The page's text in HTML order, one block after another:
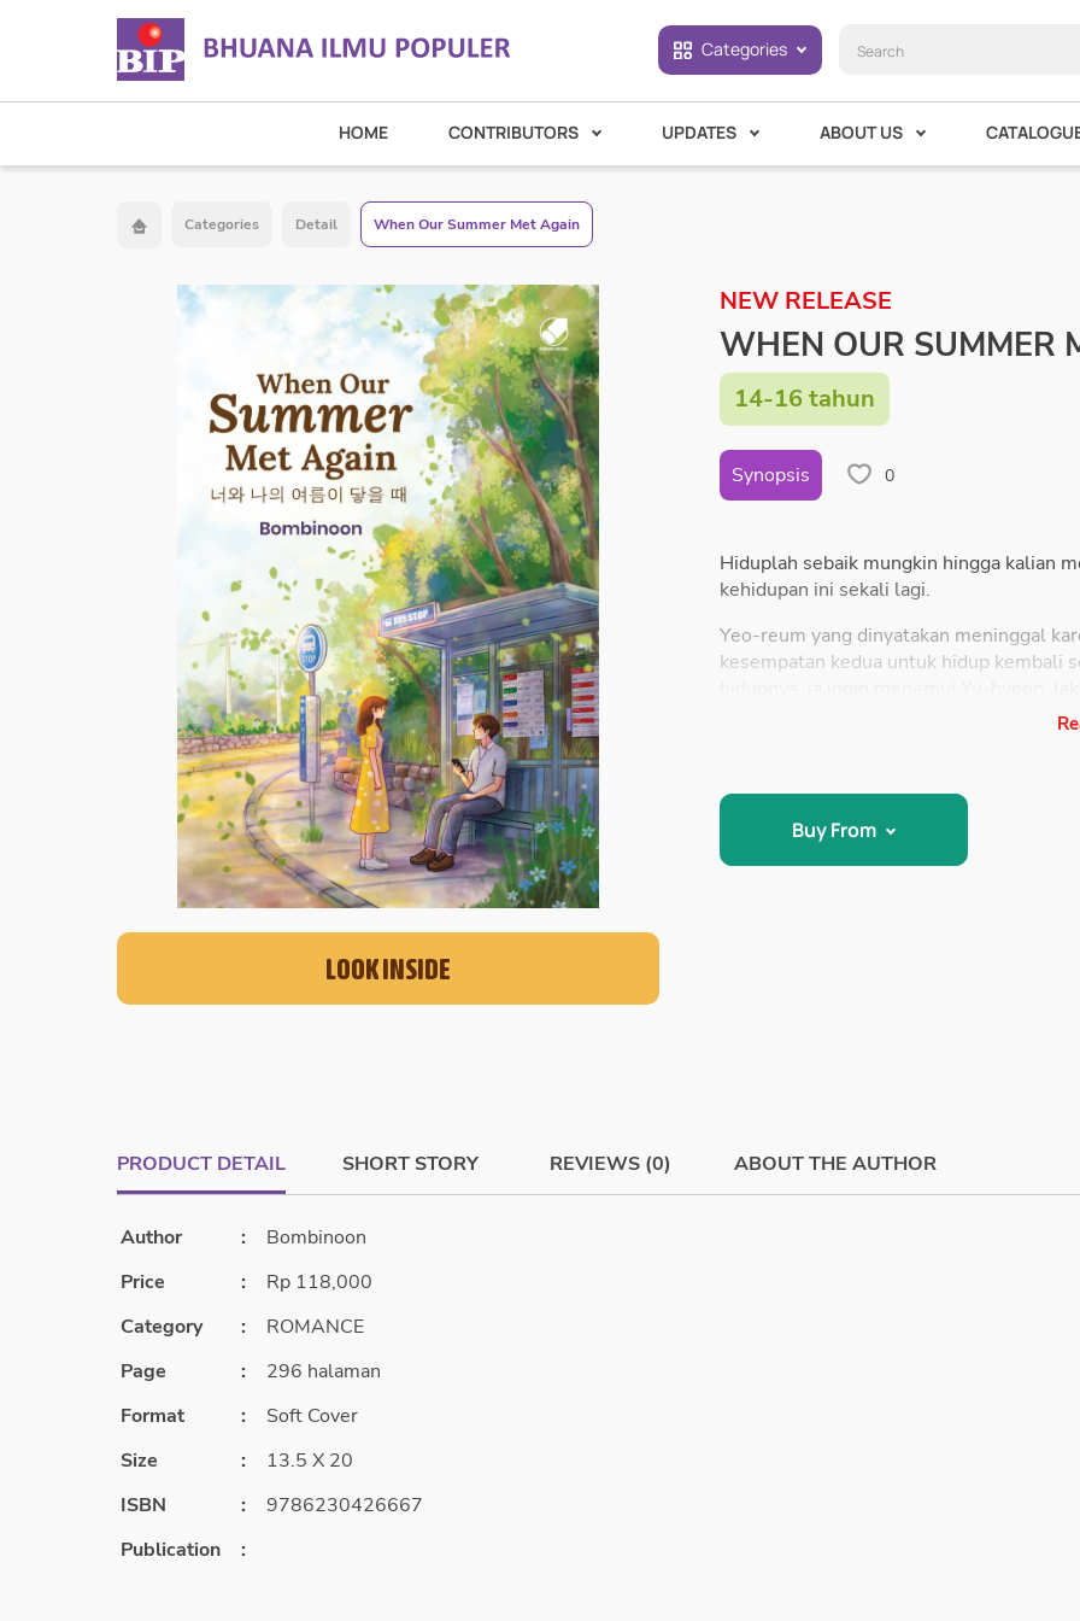
Categories
HOME CONTRIBUTORS UPDATES ABOUT US
Categories Detail When Our Summer Met Again
LOOK INSIDE
NEW RELEASE
WHEN OUR SUMMER
14-16 tahun
Synopsis 0
Hiduplah sebaik mungkin hingga kalian
kehidupan ini sekali lagi.
Yeo-reum yang dinyatakan meninggal
kesempatan kedua untuk hidup kembali
Laki-laki yang selalu berwajah riang itu
Seandainya saat itu Yeo-reum memilih
Buy From
PRODUCT DETAIL SHORT STORY REVIEWS (0) ABOUT THE AUTHOR
Author :
Bombinoon
Price
:
Rp 118,000
Category
:
ROMANCE
Page
:
296 halaman
Format
:
Soft Cover
Size
:
13.5 X 20
ISBN
:
9786230426667
Publication
: